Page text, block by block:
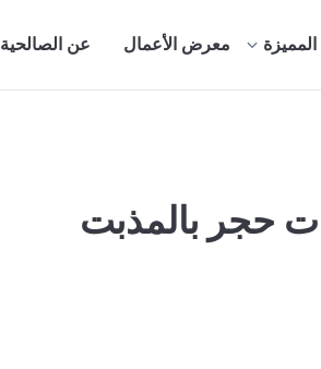
معرض الأعمال عن الصالحية
حجر بالمذبت